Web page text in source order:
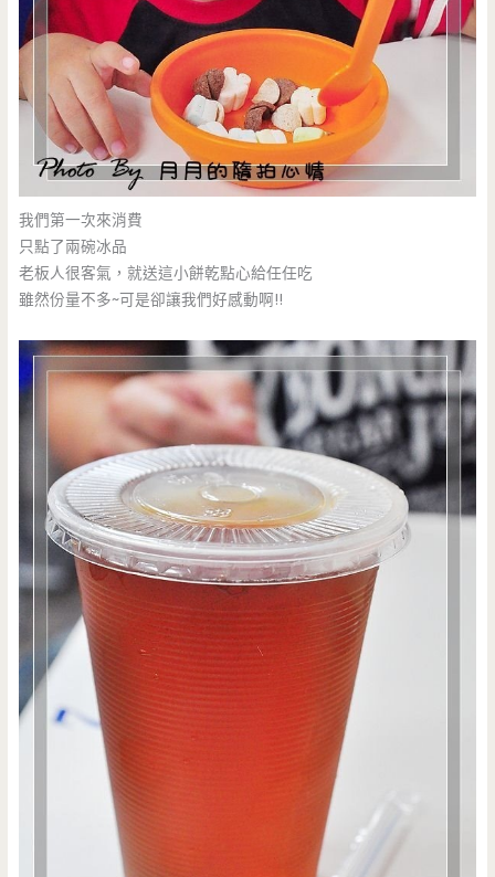
我們第一次來消費
只點了兩碗冰品
老板人很客氣，就送這小餅乾點心給任任吃
雖然份量不多~可是卻讓我們好感動啊!!